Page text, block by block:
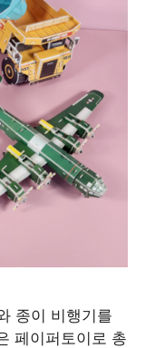
종이 비행기를
페이퍼토이로 총